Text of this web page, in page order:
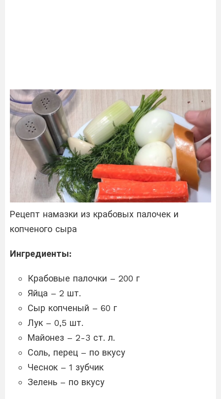
Рецепт намазки из крабовых палочек и
копченого сыра
Ингредиенты:
Крабовые палочки – 200 г
Яйца – 2 шт.
Сыр копченый – 60 г
Лук – 0,5 шт.
Майонез – 2-3 ст. л.
Соль, перец – по вкусу
Чеснок – 1 зубчик
Зелень – по вкусу